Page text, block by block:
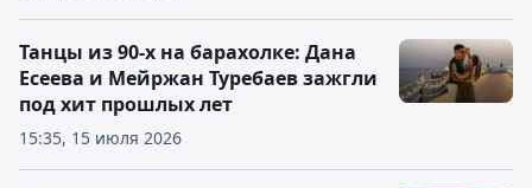
15:35, 15 июля 2026
Танцы из 90-х на барахолке: Дана
Есеева и Мейржан Туребаев зажгли
под хит прошлых лет